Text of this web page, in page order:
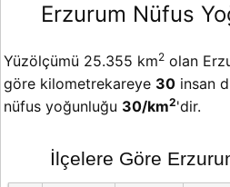
Erzurum Nüfus
Yüzölçümü 25.355 km2 olan
göre kilometrekareye 30 insan
nüfus yoğunluğu 30/km2'dir.
İlçelere Göre